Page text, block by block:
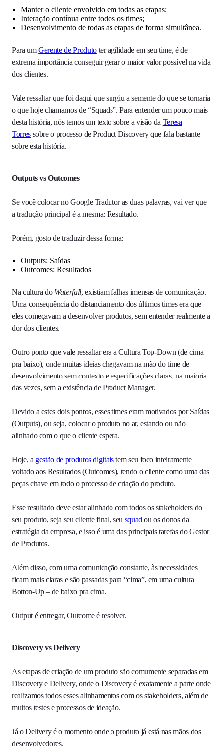
Manter o cliente envolvido em todas as etapas;
Interação contínua entre todos os times;
Desenvolvimento de todas as etapas de forma simultânea.
Para umGerente de Produtoter agilidade em seu time, é de
extrema importância conseguir gerar o maior valor possível na vida
dos clientes.
Vale ressaltar que foi daqui que surgiu a semente do que se tornaria
o que hoje chamamos de “Squads”. Para entender um pouco mais
desta história, nós temos um texto sobre a visão da Teresa
Torressobre o processo de Product Discovery que fala bastante
sobre esta história.
Outputs vs Outcomes
Se você colocar no Google Tradutor as duas palavras, vai ver que
a tradução principal é a mesma: Resultado.
Porém, gosto de traduzir dessa forma:
Outputs: Saídas
Outcomes: Resultados
Na cultura do Waterfall, existiam falhas imensas de comunicação.
Uma consequência do distanciamento dos últimos times era que
eles começavam a desenvolver produtos, sem entender realmente a
dor dos clientes.
Outro ponto que vale ressaltar era a Cultura Top-Down (de cima
pra baixo), onde muitas ideias chegavam na mão do time de
desenvolvimento sem contexto e especificações claras, na maioria
das vezes, sem a existência de Product Manager.
Devido a estes dois pontos, esses times eram motivados por Saídas
(Outputs), ou seja, colocar o produto no ar, estando ou não
alinhado com o que o cliente espera.
Hoje, a gestão de produtos digitaistem seu foco inteiramente
voltado aos Resultados (Outcomes), tendo o cliente como uma das
peças chave em todo o processo de criação do produto.
Esse resultado deve estar alinhado com todos os stakeholders do
seu produto, seja seu cliente final, seu squad ou os donos da
estratégia da empresa, e isso é uma das principais tarefas do Gestor
de Produtos.
Além disso, com uma comunicação constante, às necessidades
ficam mais claras e são passadas para “cima”, em uma cultura
Botton-Up – de baixo pra cima.
Output é entregar, Outcome é resolver.
Discovery vs Delivery
As etapas de criação de um produto são comumente separadas em
Discovery e Delivery, onde o Discovery é exatamente a parte onde
realizamos todos esses alinhamentos com os stakeholders, além de
muitos testes e processos de ideação.
Já o Delivery é o momento onde o produto já está nas mãos dos
desenvolvedores.